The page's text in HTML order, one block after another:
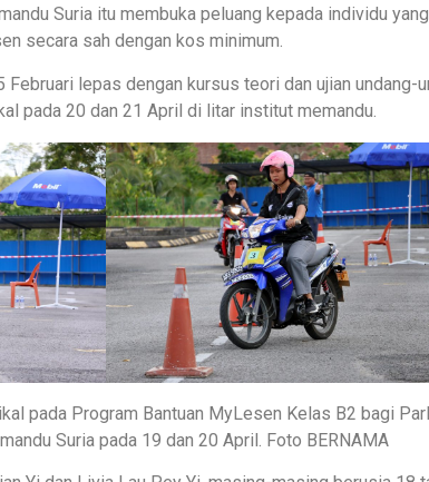
Suria itu membuka peluang kepada individu
secara sah dengan kos minimum.
lepas dengan kursus teori dan ujian undang-
pada 20 dan 21 April di litar institut memandu.
pada Program Bantuan MyLesen Kelas B2 bagi
Suria pada 19 dan 20 April. Foto BERNAMA